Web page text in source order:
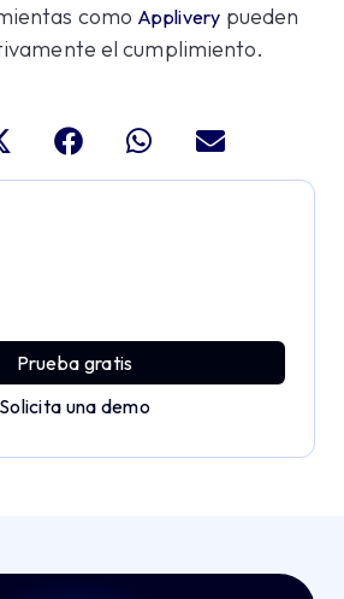
como Applivery pueden
el cumplimiento.
Prueba gratis
Solicita una demo